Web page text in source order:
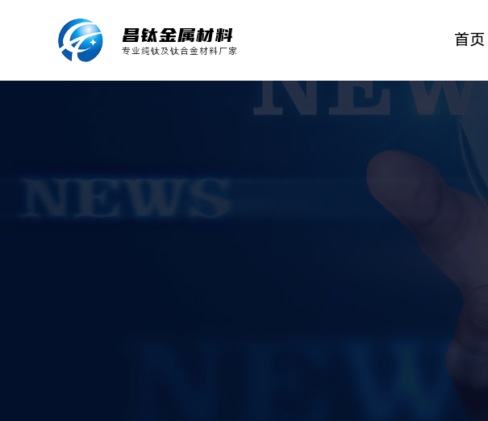
昌钛金属材料
专业纯钛及钛合金材料厂家
首页